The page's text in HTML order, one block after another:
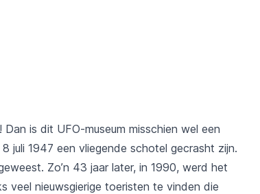
is dit UFO-museum misschien wel een
juli 1947 een vliegende schotel gecrasht zijn.
Zo’n 43 jaar later, in 1990, werd het
veel nieuwsgierige toeristen te vinden die